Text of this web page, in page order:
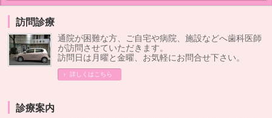
訪問診療
通院が困難な方、ご自宅や病院、施設などへ歯科医師
が訪問させていただきます。
訪問日は月曜と金曜、お気軽にお問合せ下さい。
詳しくはこちら
診療案内